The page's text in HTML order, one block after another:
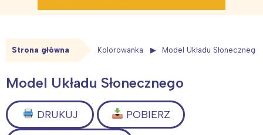
Strona główna Kolorowanka Model Układu Słonecznego
Model Układu Słonecznego
DRUKUJ POBIERZ